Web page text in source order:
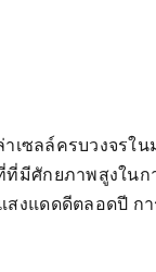
าเซลล์ครบวงจรใ
มีศักยภาพสูงในก
งแดดดีตลอดปี ก